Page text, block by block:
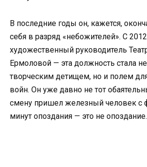
В последние годы он, кажется,
себя в разряд «небожителей». С
художественный руководитель
Ермоловой — эта должность стала
творческим детищем, но и полем
войн. Он уже давно не тот
смену пришел железный человек с
минут опоздания — это не